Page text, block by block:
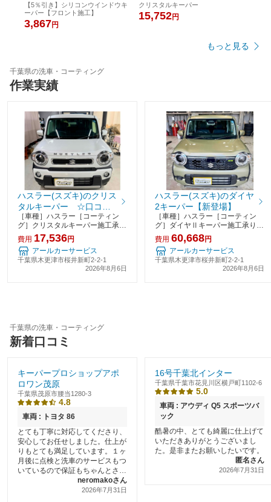
【5％引き】シリコンウインドウキ
ーパー【フロント施工】
3,867円
クリスタルキーパー
15,752円
もっと見る
千葉県の洗車・コーティング
作業実績
ハスラー(スズキ)のクリス
タルキーパー ☆口コミ
投稿で更に30ポイント贈
呈中☆
［車種］ハスラー［コーティン
グ］クリスタルキーパー施工承り
ました。クリスタルキーパーは２
層の被膜で1年間の耐久になりま
す。日頃のお手入れは洗車だけで
大丈夫です！クリスタルキーパー
は撥水のコーティングで
費用 17,536円
アールカーサービス
千葉県木更津市桜井新町2-2-1
2026年8月6日
ハスラー(スズキ)のダイヤ
2キーパー【新登場】
［車種］ハスラー［コーティン
グ］ダイヤⅡキーパー施工承りま
した。ダイヤⅡキーパーは、高密
度ガラスをベースに、有機レジン
被膜新ダイヤⅡレジンを重ねた２
層構造で従来のエコダイヤキーパ
ーの防汚性能はそのまま
費用 60,668円
アールカーサービス
千葉県木更津市桜井新町2-2-1
2026年8月6日
千葉県の洗車・コーティング
新着口コミ
キーパープロショップアポ
ロワン茂原
千葉県茂原市腰当1280-3
4.8
車両 : トヨタ 86
とても丁寧に対応してくださり、
安心してお任せしました。仕上が
りもとても満足しています。１ヶ
月後に点検と洗車のサービスもつ
いているので保証もちゃんとされ
neromakoさん
2026年7月31日
16号千葉北インター
千葉県千葉市花見川区横戸町1102-6
5.0
車両 : アウディ Q5 スポーツバ
ック
酷暑の中、とても綺麗に仕上げて
いただきありがとうございまし
た。是非またお願いしたいです。
匿名さん
2026年7月31日